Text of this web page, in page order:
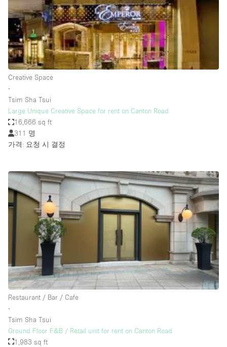
Haussmann Style
Heating
Industrial
Internet
Kitchen
Large Door Entrance
Lighting
Liquor Licence
Multiple Rooms
Office Equipment
Private Parking
Raw
Rooftop / Terrace
Security System
Smoking Area
Sound & Video Equipment
Stock Room
Street Level
Creative Space
∙
Tsim Sha Tsui
Large Unique Creative Space for rent on Canton Road
16,666 sq ft
311 명
가격: 요청 시 결정
Restaurant / Bar / Cafe
∙
Tsim Sha Tsui
Ground Floor F&B / Retail unit for rent on Canton Road
1,983 sq ft